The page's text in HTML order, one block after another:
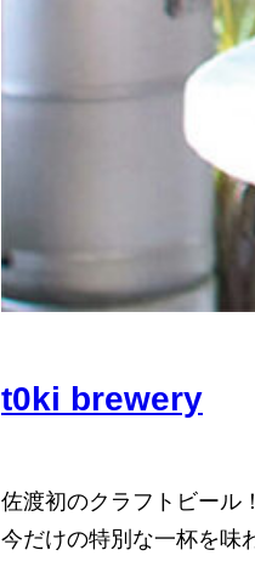
t0ki brewery
佐渡初のクラフトビール
今だけの特別な一杯を味